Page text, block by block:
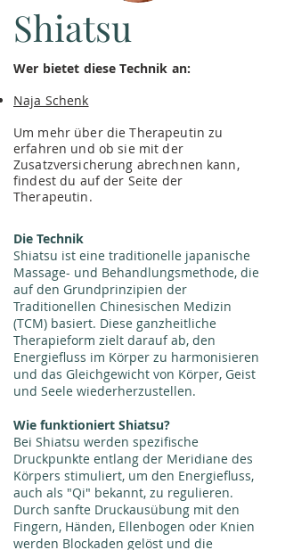
Shiatsu
Wer bietet diese Technik an:
Naja Schenk
Um mehr über die Therapeutin zu
erfahren und ob sie mit der
Zusatzversicherung abrechnen kann,
findest du auf der Seite der
Therapeutin.
Die Technik
Shiatsu ist eine traditionelle japanische
Massage- und Behandlungsmethode, die
auf den Grundprinzipien der
Traditionellen Chinesischen Medizin
(TCM) basiert. Diese ganzheitliche
Therapieform zielt darauf ab, den
Energiefluss im Körper zu harmonisieren
und das Gleichgewicht von Körper, Geist
und Seele wiederherzustellen.
Wie funktioniert Shiatsu?
Bei Shiatsu werden spezifische
Druckpunkte entlang der Meridiane des
Körpers stimuliert, um den Energiefluss,
auch als "Qi" bekannt, zu regulieren.
Durch sanfte Druckausübung mit den
Fingern, Händen, Ellenbogen oder Knien
werden Blockaden gelöst und die